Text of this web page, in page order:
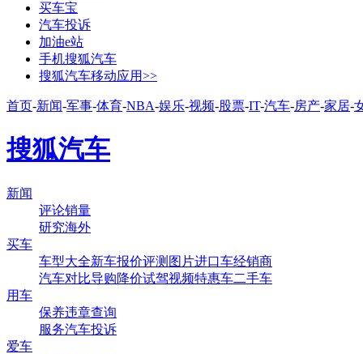
买车宝
汽车投诉
加油e站
手机搜狐汽车
搜狐汽车移动应用>>
首页-新闻-军事-体育-NBA-娱乐-视频-股票-IT-汽车-房产-家居-
搜狐汽车
新闻
评论销量
研究海外
买车
车型大全新车报价评测 图片进口车经销商
汽车对比导购降价试驾视频特惠车二手车
用车
保养违章查询
服务汽车投诉
爱车